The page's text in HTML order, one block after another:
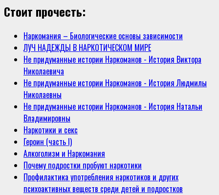
Стоит прочесть:
Наркомания – Биологические основы зависимости
ЛУЧ НАДЕЖДЫ В НАРКОТИЧЕСКОМ МИРЕ
Не придуманные истории Наркоманов - История Виктора
Николаевича
Не придуманные истории Наркоманов - История Людмилы
Николаевны
Не придуманные истории Наркоманов - История Натальи
Владимировны
Наркотики и секс
Героин (часть I)
Алкоголизм и Наркомания
Почему подростки пробуют наркотики
Профилактика употребления наркотиков и других
психоактивных веществ среди детей и подростков